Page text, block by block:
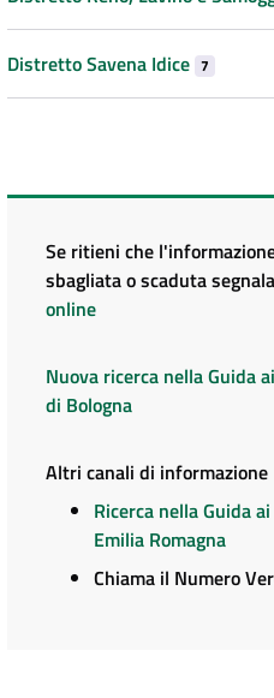
Distretto Savena Idice 7
Se ritieni che
sbagliata o scaduta
online
Nuova ricerca nella Guida
di Bologna
Altri canali di informazione
Ricerca nella Guida
Emilia Romagna
Chiama il Numero